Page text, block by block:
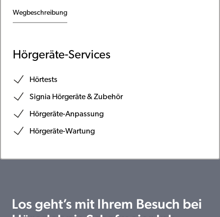
Wegbeschreibung
Hörgeräte-Services
Hörtests
Signia Hörgeräte & Zubehör
Hörgeräte-Anpassung
Hörgeräte-Wartung
Los geht’s mit Ihrem Besuch bei